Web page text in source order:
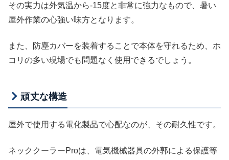
その実力は外気温から-15度と非常に強力なもので、暑い
屋外作業の心強い味方となります。
また、防塵カバーを装着することで本体を守れるため、ホ
コリの多い現場でも問題なく使用できるでしょう。
頑丈な構造
屋外で使用する電化製品で心配なのが、その耐久性です。
ネッククーラーProは、電気機械器具の外郭による保護等